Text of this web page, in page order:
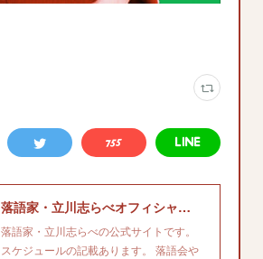
落語家・立川志らべオフィシャルサイト
落語家・立川志らべの公式サイトです。
スケジュールの記載あります。 落語会や